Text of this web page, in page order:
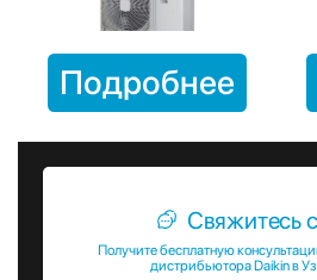
Подробнее
Свяжитесь
Получите бесплатную
дистрибьютора Daikin в